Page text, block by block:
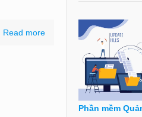
Read more
Phần mềm